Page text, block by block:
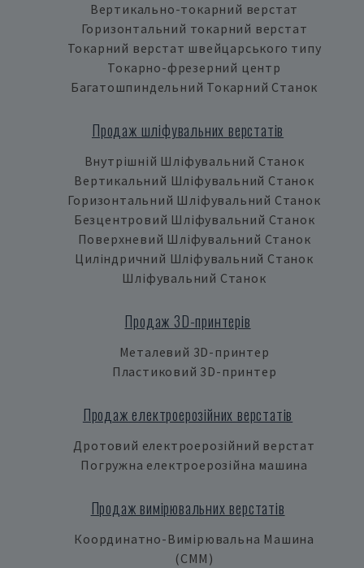
Вертикально-токарний верстат
Горизонтальний токарний верстат
Токарний верстат швейцарського типу
Токарно-фрезерний центр
Багатошпиндельний Токарний Станок
Продаж шліфувальних верстатів
Внутрішній Шліфувальний Станок
Вертикальний Шліфувальний Станок
Горизонтальний Шліфувальний Станок
Безцентровий Шліфувальний Станок
Поверхневий Шліфувальний Станок
Циліндричний Шліфувальний Станок
Шліфувальний Станок
Продаж 3D-принтерів
Металевий 3D-принтер
Пластиковий 3D-принтер
Продаж електроерозійних верстатів
Дротовий електроерозійний верстат
Погружна електроерозійна машина
Продаж вимірювальних верстатів
Координатно-Вимірювальна Машина
(CMM)